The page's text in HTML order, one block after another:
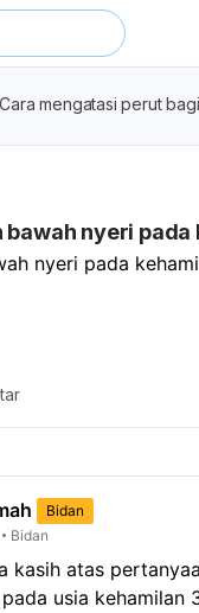
Cara mengatasi perut
nyeri pada
nyeri pada
Bidan
Bidan
kasih atas
usia kehamilan